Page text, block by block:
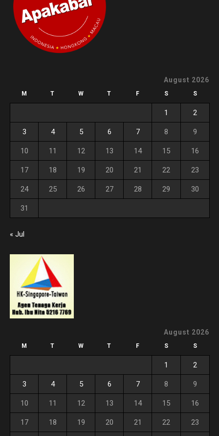
August 2026
M T W T F S S
1 2
3 4 5 6 7 8 9
10 11 12 13 14 15 16
17 18 19 20 21 22 23
24 25 26 27 28 29 30
31
« Jul
August 2026
M T W T F S S
1 2
3 4 5 6 7 8 9
10 11 12 13 14 15 16
17 18 19 20 21 22 23